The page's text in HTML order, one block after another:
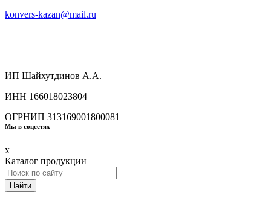
konvers-kazan@mail.ru
ИП Шайхутдинов А.А.
ИНН 166018023804
ОГРНИП 313169001800081
Мы в соцсетях
x
Каталог продукции
Найти